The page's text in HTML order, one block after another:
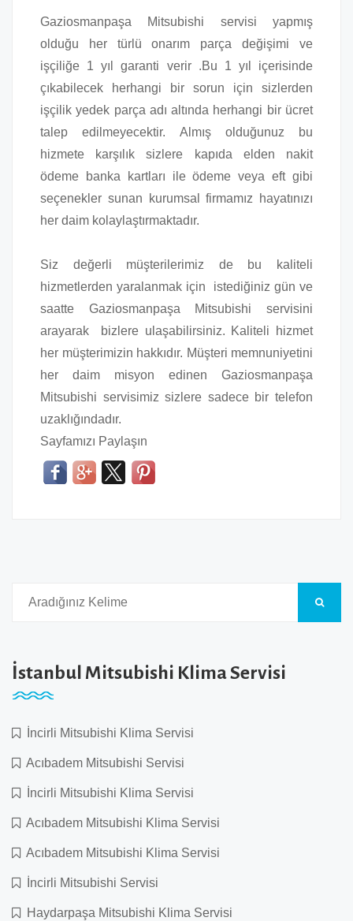
Gaziosmanpaşa Mitsubishi servisi yapmış
olduğu her türlü onarım parça değişimi ve
işçiliğe 1 yıl garanti verir .Bu 1 yıl içerisinde
çıkabilecek herhangi bir sorun için sizlerden
işçilik yedek parça adı altında herhangi bir ücret
talep edilmeyecektir. Almış olduğunuz bu
hizmete karşılık sizlere kapıda elden nakit
ödeme banka kartları ile ödeme veya eft gibi
seçenekler sunan kurumsal firmamız hayatınızı
her daim kolaylaştırmaktadır.
Siz değerli müşterilerimiz de bu kaliteli
hizmetlerden yaralanmak için istediğiniz gün ve
saatte Gaziosmanpaşa Mitsubishi servisini
arayarak bizlere ulaşabilirsiniz. Kaliteli hizmet
her müşterimizin hakkıdır. Müşteri memnuniyetini
her daim misyon edinen Gaziosmanpaşa
Mitsubishi servisimiz sizlere sadece bir telefon
uzaklığındadır.
Sayfamızı Paylaşın
İstanbul Mitsubishi Klima Servisi
İncirli Mitsubishi Klima Servisi
Acıbadem Mitsubishi Servisi
İncirli Mitsubishi Klima Servisi
Acıbadem Mitsubishi Klima Servisi
Acıbadem Mitsubishi Klima Servisi
İncirli Mitsubishi Servisi
Haydarpaşa Mitsubishi Klima Servisi